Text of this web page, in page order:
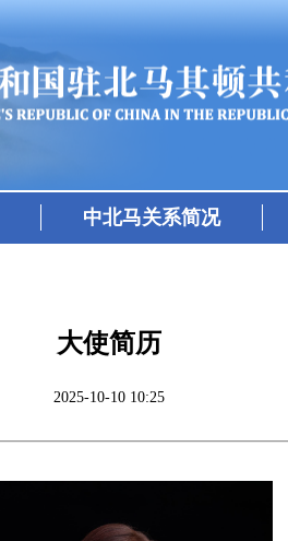
中北马关系简况
大使简历
2025-10-10 10:25